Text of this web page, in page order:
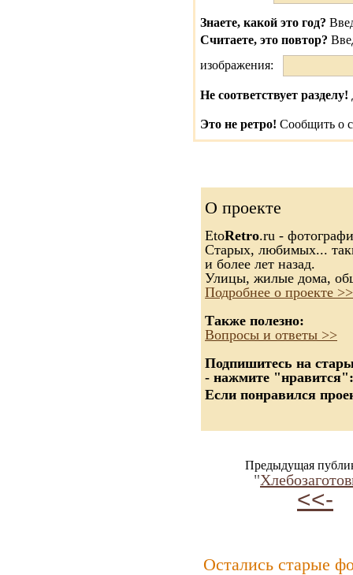
Знаете, какой это год?
Считаете, это повтор?
изображения:
Не соответствует разделу!
Это не ретро! Сообщить о
О проекте
EtoRetro.ru -
Старых, любимых...
и более лет назад.
Улицы, жилые дома,
Подробнее о проекте >>
Также полезно:
Вопросы и ответы >>
Подпишитесь на
- нажмите "нравится":
Если понравился
Предыдущая
"
<<-
Остались старые